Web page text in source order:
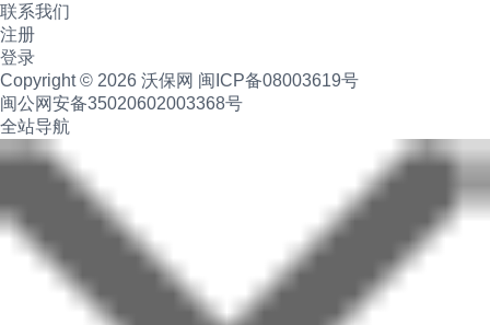
联系我们
注册
登录
Copyright © 2026 沃保网 闽ICP备08003619号
闽公网安备35020602003368号
全站导航